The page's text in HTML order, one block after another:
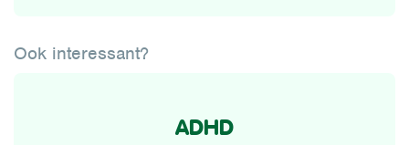
Ook interessant?
ADHD